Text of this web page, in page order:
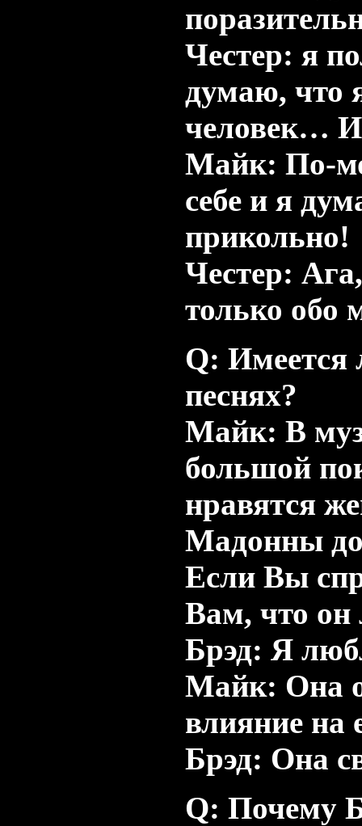
Честер: я
думаю, что
человек…
Майк: По-
себе и я
прикольно!
Честер:
только обо
Q: Имеется
песнях?
Майк: В
большой
нравятся
Мадонны до
Если Вы
Вам, что
Брэд: Я
Майк: Она
влияние на
Брэд: Она
Q: Почему